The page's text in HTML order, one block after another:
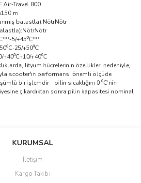
Air-Travel 800
m
balastla):NötrNötr
5/+45⁰C***
25/+50⁰C
+40⁰C+10/+40⁰C
lityum hücrelerinin özellikleri nedeniyle,
scooter'ın performansı önemli ölçüde
bir işlemdir - pilin sıcaklığını 0 ⁰C'nin
çıkardıktan sonra pilin kapasitesi nominal
ürüne ilk yorumu siz yapın!
bozuk veya görüntülenemiyor.
KURUMSAL
İletişim
Kargo Takibi